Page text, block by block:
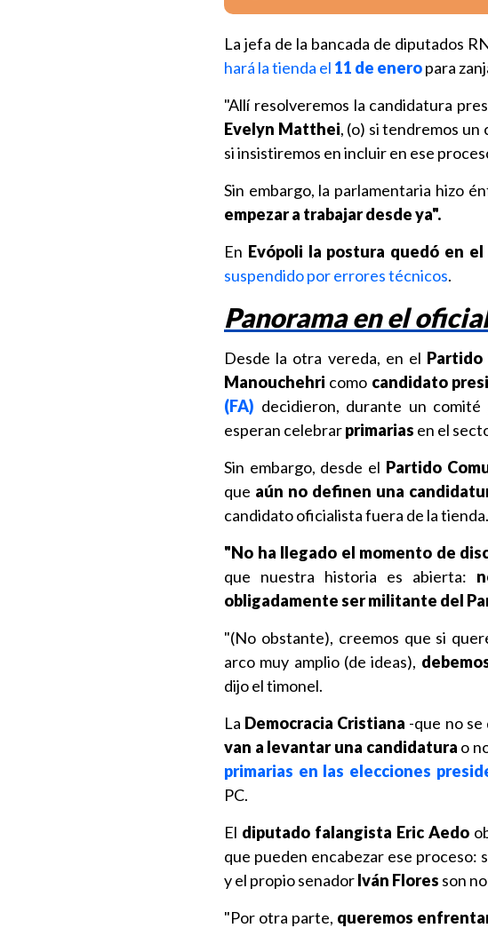
La jefa de la bancada de diputados
hará la tienda el 11 de eneropara
"Allí resolveremos la candidatura
Evelyn Matthei, (o) si tendremos
si insistiremos en incluir en ese
Sin embargo, la parlamentaria hizo
empezar a trabajar desde ya".
En Evópoli la postura quedó en el
suspendido por errores técnicos.
Panorama en el
Desde la otra vereda, en el Partido
Manouchehri como candidato
(FA) decidieron, durante un comité
esperan celebrarprimarias en el
Sin embargo, desde el Partido
que aún no definen una
candidato oficialista fuera de la tienda.
"No ha llegado el momento de
que nuestra historia es abierta:
obligadamente ser militante del
"(No obstante), creemos que si
arco muy amplio (de ideas),
dijo el timonel.
La Democracia Cristiana -que no
van a levantar una candidatura o
primarias en las elecciones
PC.
El diputado falangista Eric Aedo
que pueden encabezar ese proceso:
y el propio senadorIván Flores son
"Por otra parte, queremos